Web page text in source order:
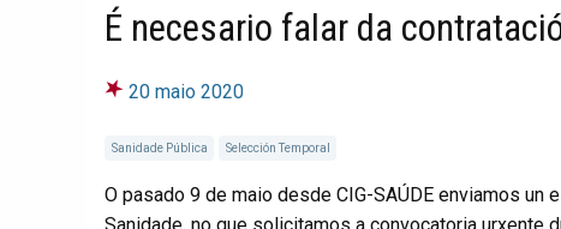
É necesario falar da
20 maio 2020
Sanidade Pública Selección Temporal
O pasado 9 de maio desde CIG-SAÚDE enviamos